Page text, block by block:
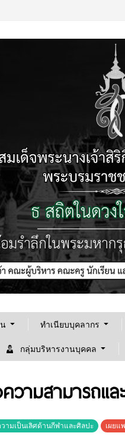
ทำเนียบบุคลากร
กลุ่มบริหารงานบุคคล
ความสามารถ
ามเป็นเลิศด้านกีฬาและศิลปะ เผยแ